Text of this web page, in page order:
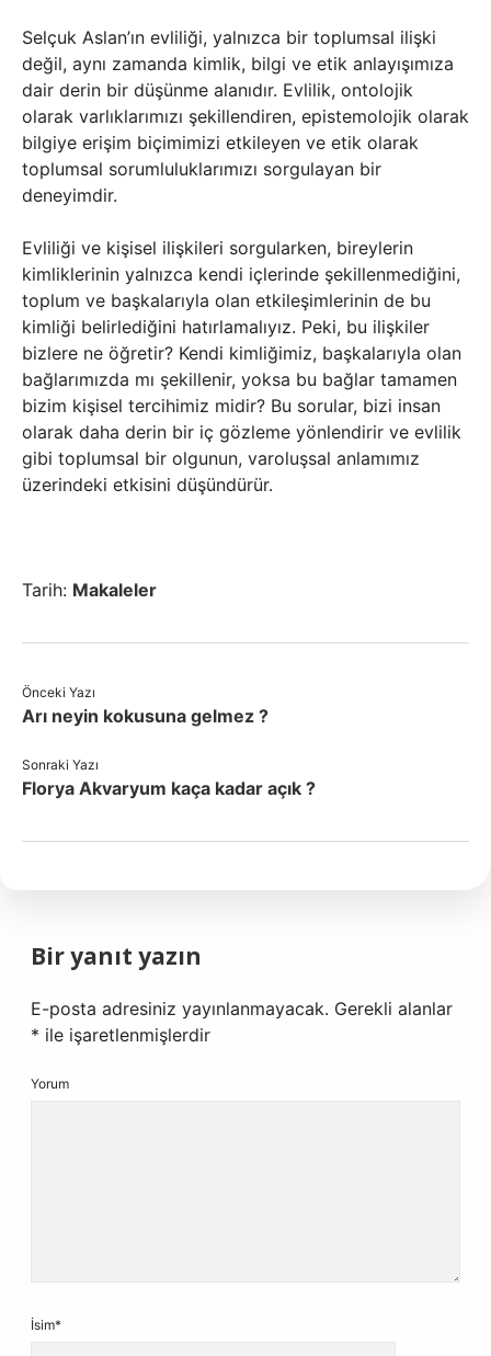
Selçuk Aslan’ın evliliği, yalnızca bir toplumsal ilişki
değil, aynı zamanda kimlik, bilgi ve etik anlayışımıza
dair derin bir düşünme alanıdır. Evlilik, ontolojik
olarak varlıklarımızı şekillendiren, epistemolojik olarak
bilgiye erişim biçimimizi etkileyen ve etik olarak
toplumsal sorumluluklarımızı sorgulayan bir
deneyimdir.
Evliliği ve kişisel ilişkileri sorgularken, bireylerin
kimliklerinin yalnızca kendi içlerinde şekillenmediğini,
toplum ve başkalarıyla olan etkileşimlerinin de bu
kimliği belirlediğini hatırlamalıyız. Peki, bu ilişkiler
bizlere ne öğretir? Kendi kimliğimiz, başkalarıyla olan
bağlarımızda mı şekillenir, yoksa bu bağlar tamamen
bizim kişisel tercihimiz midir? Bu sorular, bizi insan
olarak daha derin bir iç gözleme yönlendirir ve evlilik
gibi toplumsal bir olgunun, varoluşsal anlamımız
üzerindeki etkisini düşündürür.
Tarih: Makaleler
Önceki Yazı
Arı neyin kokusuna gelmez ?
Sonraki Yazı
Florya Akvaryum kaça kadar açık ?
Bir yanıt yazın
E-posta adresiniz yayınlanmayacak. Gerekli alanlar
* ile işaretlenmişlerdir
Yorum
İsim*